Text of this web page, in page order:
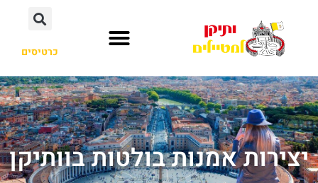
כרטיסים
יצירות אמנות בולטות בוותיקן